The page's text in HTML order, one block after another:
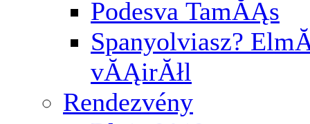
Podesva TamĂĄs
Spanyolviasz?
vĂĄirĂłl
Rendezvény